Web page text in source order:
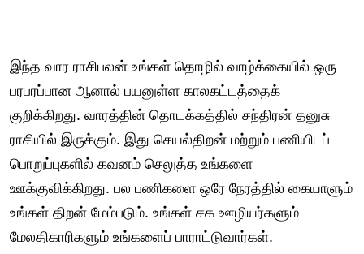
இந்த வார ராசிபலன் உங்கள் தொழில் வாழ்க்கையில் ஒரு
பரபரப்பான ஆனால் பயனுள்ள காலகட்டத்தைக்
குறிக்கிறது. வாரத்தின் தொடக்கத்தில் சந்திரன் தனுசு
ராசியில் இருக்கும். இது செயல்திறன் மற்றும் பணியிடப்
பொறுப்புகளில் கவனம் செலுத்த உங்களை
ஊக்குவிக்கிறது. பல பணிகளை ஒரே நேரத்தில் கையாளும்
உங்கள் திறன் மேம்படும். உங்கள் சக ஊழியர்களும்
மேலதிகாரிகளும் உங்களைப் பாராட்டுவார்கள்.